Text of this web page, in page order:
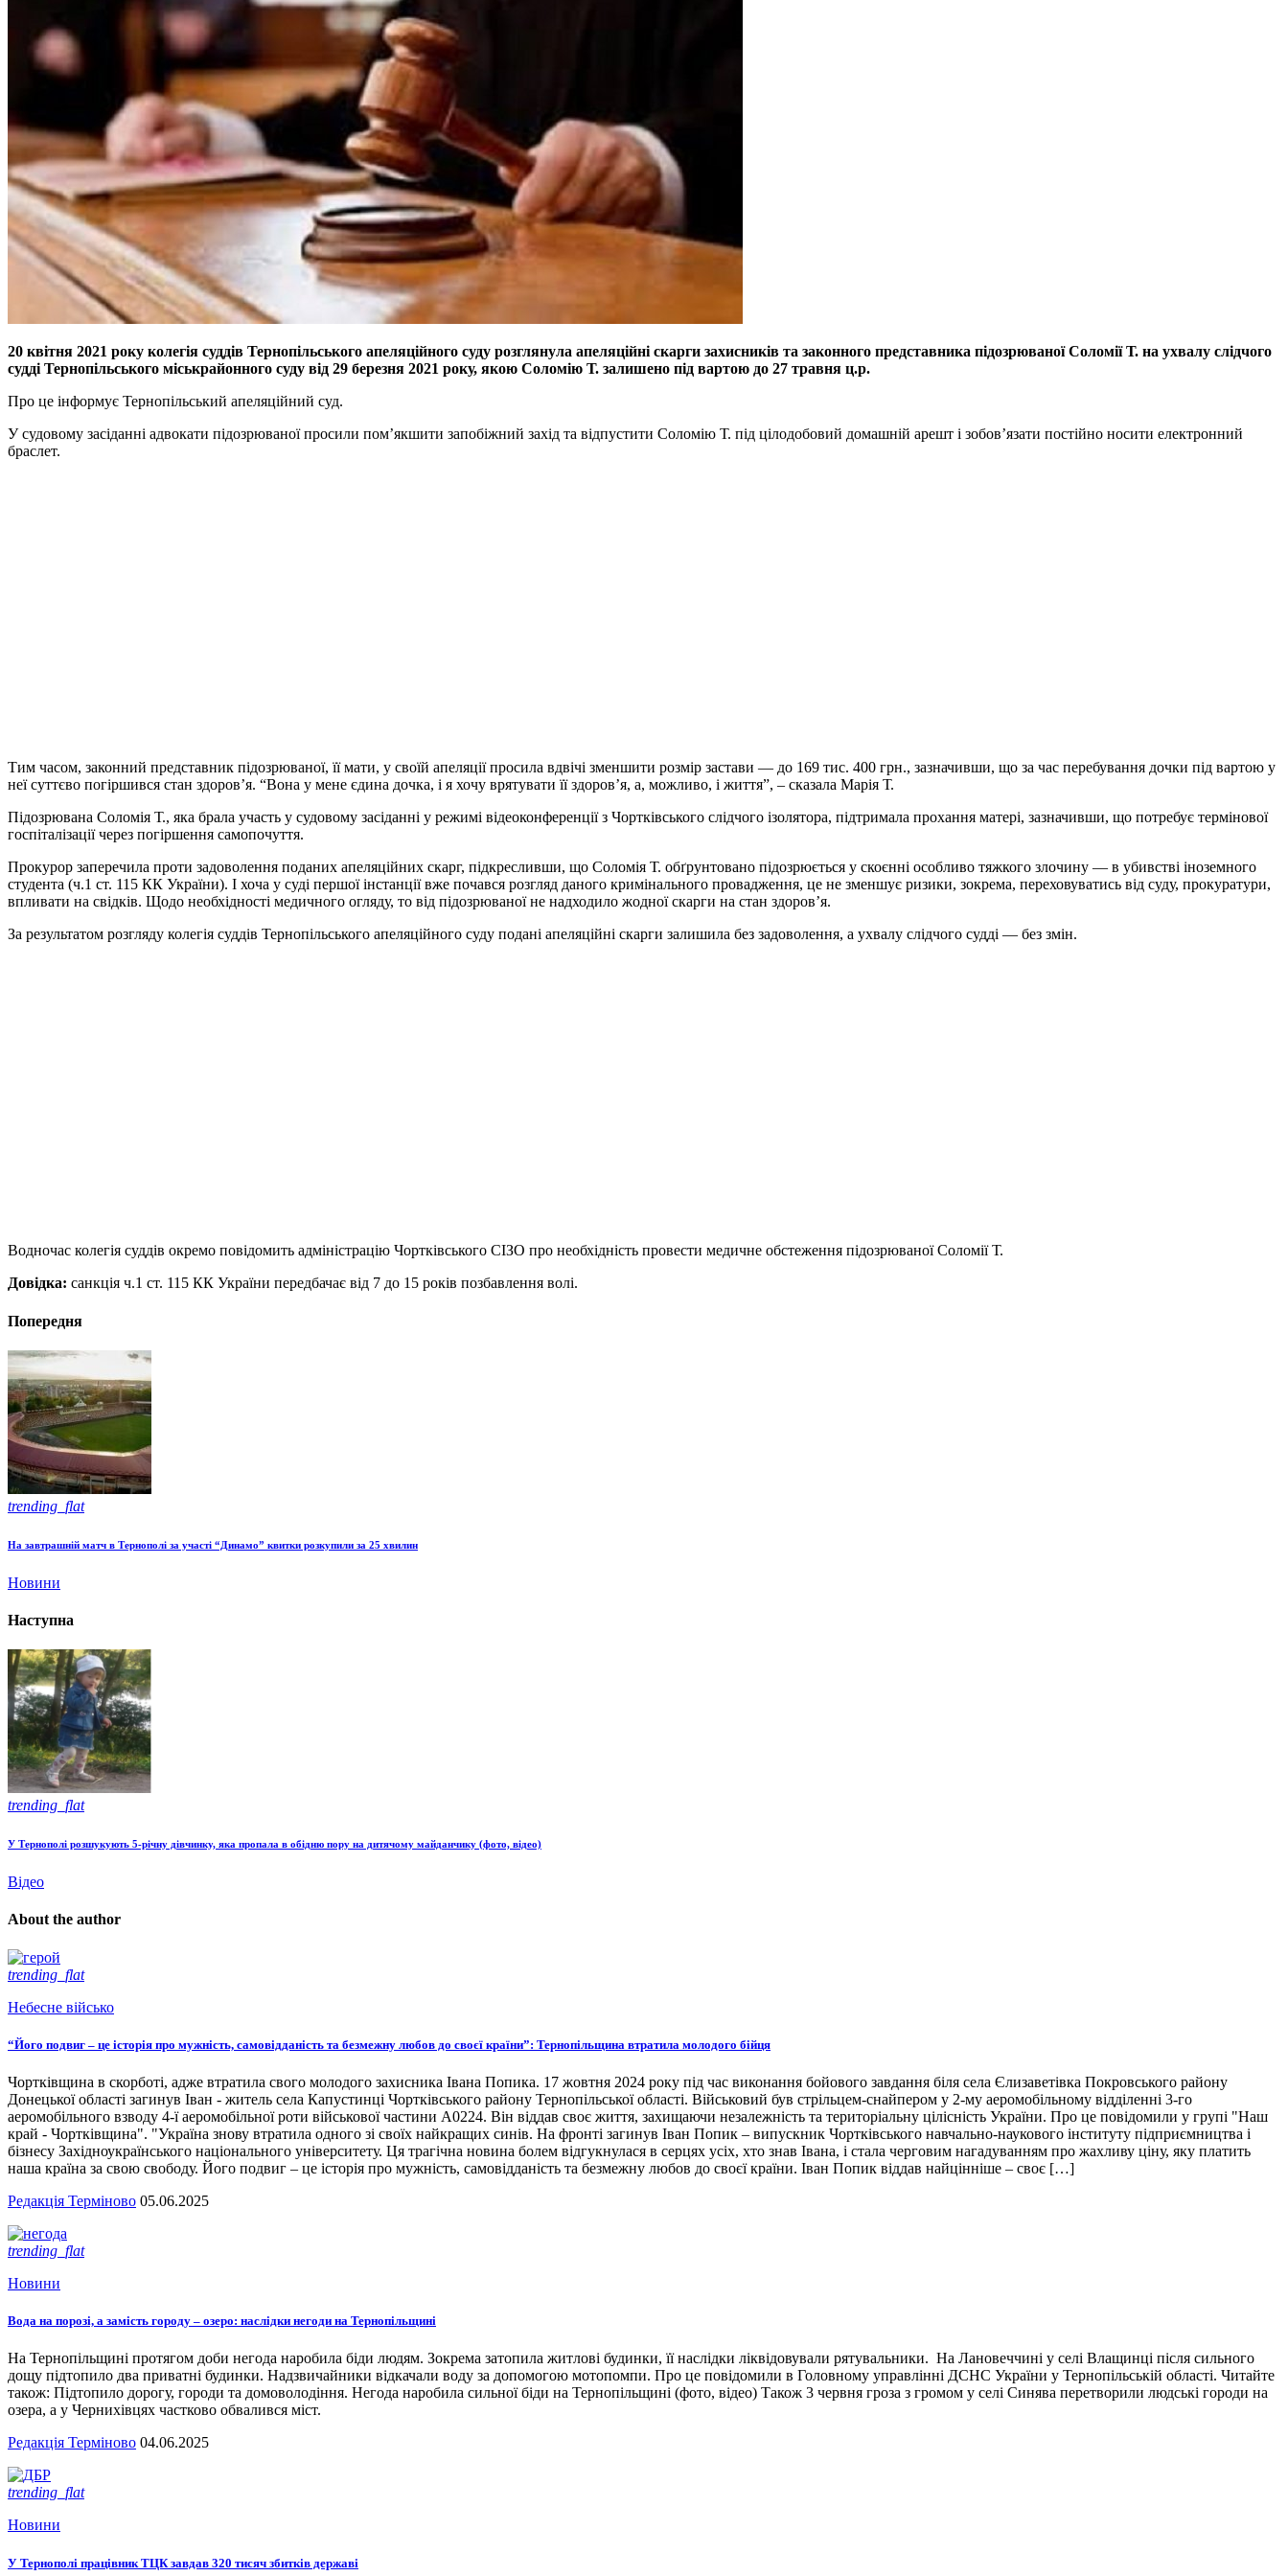
20 квітня 2021 року колегія суддів Тернопільського апеляційного суду розглянула апеляційні скарги захисників та законного представника підозрюваної Соломії Т. на ухвалу слідчого
судді Тернопільського міськрайонного суду від 29 березня 2021 року, якою Соломію Т. залишено під вартою до 27 травня ц.р.
Про це інформує Тернопільський апеляційний суд.
У судовому засіданні адвокати підозрюваної просили пом’якшити запобіжний захід та відпустити Соломію Т. під цілодобовий домашній арешт і зобов’язати постійно носити електронний
браслет.
Тим часом, законний представник підозрюваної, її мати, у своїй апеляції просила вдвічі зменшити розмір застави — до 169 тис. 400 грн., зазначивши, що за час перебування дочки під вартою у
неї суттєво погіршився стан здоров’я. “Вона у мене єдина дочка, і я хочу врятувати її здоров’я, а, можливо, і життя”, – сказала Марія Т.
Підозрювана Соломія Т., яка брала участь у судовому засіданні у режимі відеоконференції з Чортківського слідчого ізолятора, підтримала прохання матері, зазначивши, що потребує термінової
госпіталізації через погіршення самопочуття.
Прокурор заперечила проти задоволення поданих апеляційних скарг, підкресливши, що Соломія Т. обґрунтовано підозрюється у скоєнні особливо тяжкого злочину — в убивстві іноземного
студента (ч.1 ст. 115 КК України). І хоча у суді першої інстанції вже почався розгляд даного кримінального провадження, це не зменшує ризики, зокрема, переховуватись від суду, прокуратури,
впливати на свідків. Щодо необхідності медичного огляду, то від підозрюваної не надходило жодної скарги на стан здоров’я.
За результатом розгляду колегія суддів Тернопільського апеляційного суду подані апеляційні скарги залишила без задоволення, а ухвалу слідчого судді — без змін.
Водночас колегія суддів окремо повідомить адміністрацію Чортківського СІЗО про необхідність провести медичне обстеження підозрюваної Соломії Т.
Довідка: санкція ч.1 ст. 115 КК України передбачає від 7 до 15 років позбавлення волі.
Попередня
trending_flat
На завтрашній матч в Тернополі за участі “Динамо” квитки розкупили за 25 хвилин
Новини
Наступна
trending_flat
У Тернополі розшукують 5-річну дівчинку, яка пропала в обідню пору на дитячому майданчику (фото, відео)
Відео
About the author
trending_flat
Небесне військо
“Його подвиг – це історія про мужність, самовідданість та безмежну любов до своєї країни”: Тернопільщина втратила молодого бійця
Чортківщина в скорботі, адже втратила свого молодого захисника Івана Попика. 17 жовтня 2024 року під час виконання бойового завдання біля села Єлизаветівка Покровського району
Донецької області загинув Іван - житель села Капустинці Чортківського району Тернопільської області. Військовий був стрільцем-снайпером у 2-му аеромобільному відділенні 3-го
аеромобільного взводу 4-ї аеромобільної роти військової частини А0224. Він віддав своє життя, захищаючи незалежність та територіальну цілісність України. Про це повідомили у групі "Наш
край - Чортківщина". "Україна знову втратила одного зі своїх найкращих синів. На фронті загинув Іван Попик – випускник Чортківського навчально-наукового інституту підприємництва і
бізнесу Західноукраїнського національного університету. Ця трагічна новина болем відгукнулася в серцях усіх, хто знав Івана, і стала черговим нагадуванням про жахливу ціну, яку платить
наша країна за свою свободу. Його подвиг – це історія про мужність, самовідданість та безмежну любов до своєї країни. Іван Попик віддав найцінніше – своє […]
Редакція Терміново 05.06.2025
trending_flat
Новини
Вода на порозі, а замість городу – озеро: наслідки негоди на Тернопільщині
На Тернопільщині протягом доби негода наробила біди людям. Зокрема затопила житлові будинки, її наслідки ліквідовували рятувальники. На Лановеччині у селі Влащинці після сильного
дощу підтопило два приватні будинки. Надзвичайники відкачали воду за допомогою мотопомпи. Про це повідомили в Головному управлінні ДСНС України у Тернопільській області. Читайте
також: Підтопило дорогу, городи та домоволодіння. Негода наробила сильної біди на Тернопільщині (фото, відео) Також 3 червня гроза з громом у селі Синява перетворили людські городи на
озера, а у Чернихівцях частково обвалився міст.
Редакція Терміново 04.06.2025
trending_flat
Новини
У Тернополі працівник ТЦК завдав 320 тисяч збитків державі